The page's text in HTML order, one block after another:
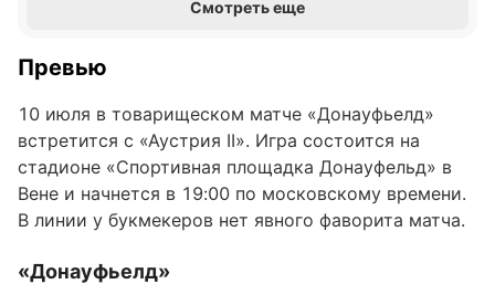
Смотреть еще
Превью
10 июля в товарищеском матче «Донауфьелд»
встретится с «Аустрия II». Игра состоится на
стадионе «Спортивная площадка Донауфельд» в
Вене и начнется в 19:00 по московскому времени.
В линии у букмекеров нет явного фаворита матча.
«Донауфьелд»